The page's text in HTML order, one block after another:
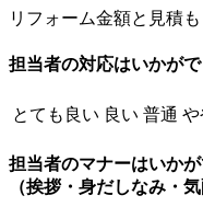
リフォーム金額と見積
担当者の対応はいかがで
とても良い 良い 普通 や
担当者のマナーはいか
（挨拶・身だしなみ・気